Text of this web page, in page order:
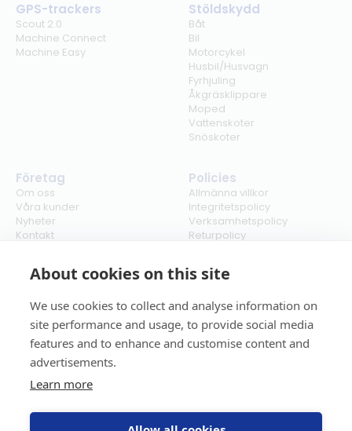
About cookies on this site
We use cookies to collect and analyse information on
site performance and usage, to provide social media
features and to enhance and customise content and
advertisements.
Learn more
GPS-trackers
Scout 2.0
Machine Connect
Machine Easy
Stöldskydd
Båt
Bil
Motorcykel
Husbil/Husvagn
Fyrhjuling
Åkgräsklippare
Moped
Vattenskoter
Snöskoter
Företag
Om oss
Våra kunder
Nyheter
Kontakt
Policies
Allmänna villkor
Integritetspolicy
Verksamhetspolicy
Returpolicy
Cookies